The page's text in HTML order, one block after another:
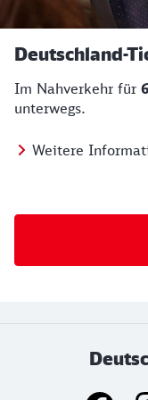
Deutschland-
Im Nahverkehr für
unterwegs.
Weitere